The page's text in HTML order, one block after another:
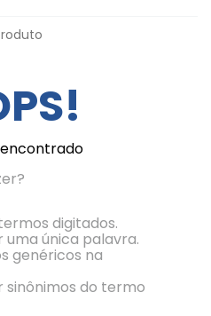
digitados.
uma única palavra.
genéricos na
sinônimos do termo